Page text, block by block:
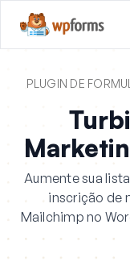
PLUGIN DE
Aumente sua
inscrição de
Mailchimp no